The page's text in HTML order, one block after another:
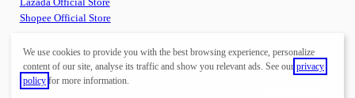
Shopee Official Store
Connect
We use cookies to provide you with the best browsing experience, personalize
content of our site, analyse its traffic and show you relevant ads. See our privacy
policy for more information.